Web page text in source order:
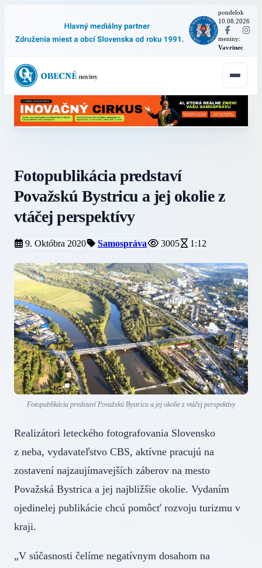
pondelok
10.08.2026
·
meniny:
Vavrinec
Fotopublikácia predstaví
Považskú Bystricu a jej okolie z
vtáčej perspektívy
9. Októbra 2020 Samospráva 3005 1:12
Fotopublikácia predstaví Považskú Bystricu a jej okolie z vtáčej perspektívy
Realizátori leteckého fotografovania Slovensko
z neba, vydavateľstvo CBS, aktívne pracujú na
zostavení najzaujímavejších záberov na mesto
Považská Bystrica a jej najbližšie okolie. Vydaním
ojedinelej publikácie chcú pomôcť rozvoju turizmu v
kraji.
„V súčasnosti čelíme negatívnym dosahom na